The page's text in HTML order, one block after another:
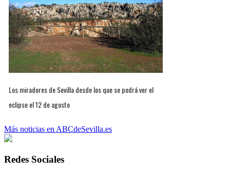
Los miradores de Sevilla desde los que se podrá ver el
eclipse el 12 de agosto
Más noticias en ABCdeSevilla.es
Redes Sociales